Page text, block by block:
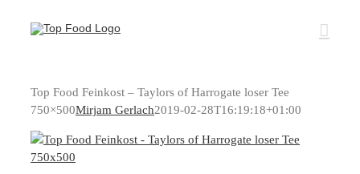
Inhalt
Top Food Feinkost – Taylors of Harrogate loser Tee
750×500Mirjam Gerlach2019-02-28T16:19:18+01:00